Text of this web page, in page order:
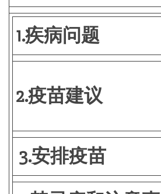
1.疾病问题
2.疫苗建议
3.安排疫苗